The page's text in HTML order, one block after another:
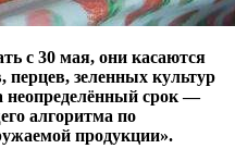
с 30 мая, они касаются
перцев, зеленных культур
неопределённый срок —
алгоритма по
продукции».